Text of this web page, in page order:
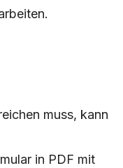
muss, kann
in PDF mit